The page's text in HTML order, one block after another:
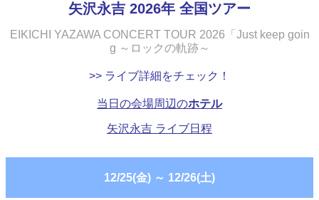
矢沢永吉 2026年 全国ツアー
EIKICHI YAZAWA CONCERT TOUR 2026「Just keep goin
g ～ロックの軌跡～
>> ライブ詳細をチェック！
当日の会場周辺のホテル
矢沢永吉 ライブ日程
12/25(金) ～ 12/26(土)